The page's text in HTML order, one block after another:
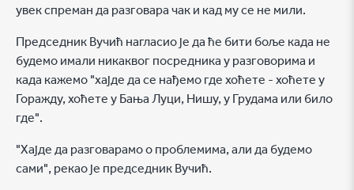
увек спреман да разговара чак и кад му се не мили.
Председник Вучић нагласио је да ће бити боље када не
будемо имали никаквог посредника у разговорима и
када кажемо "хајде да се нађемо где хоћете - хоћете у
Горажду, хоћете у Бања Луци, Нишу, у Грудама или било
где".
"Хајде да разговарамо о проблемима, али да будемо
сами", рекао је председник Вучић.